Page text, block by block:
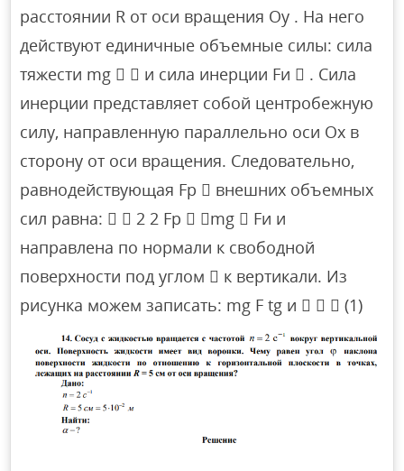
расстоянии R от оси вращения Oy . На него
действуют единичные объемные силы: сила
тяжести mg   и сила инерции Fи  . Сила
инерции представляет собой центробежную
силу, направленную параллельно оси Ox в
сторону от оси вращения. Следовательно,
равнодействующая Fp  внешних объемных
сил равна:   2 2 Fp  mg  Fи и
направлена по нормали к свободной
поверхности под углом  к вертикали. Из
рисунка можем записать: mg F tg и    (1)